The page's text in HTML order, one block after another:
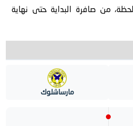
من صافرة البداية حتى نهاية
مارساشلوك